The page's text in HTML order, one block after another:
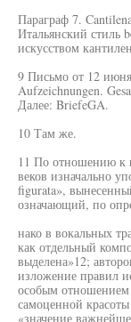
Параграф 7.
Итальянский стиль
искусством
9 Письмо от 12
Aufzeichnungen.
Далее: BriefeGA.
10 Там же.
11 По отношению к
веков изначально
figurata»,
означающий, по
нако в вокальных
как отдельный
выделена»12;
изложение правил
особым отношением
самоценной
«значение